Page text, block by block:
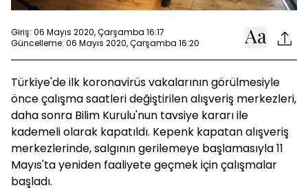
Giriş: 06 Mayıs 2020, Çarşamba 16:17
Güncelleme: 06 Mayıs 2020, Çarşamba 16:20
Türkiye'de ilk koronavirüs vakalarının görülmesiyle
önce çalışma saatleri değiştirilen alışveriş merkezleri,
daha sonra Bilim Kurulu'nun tavsiye kararı ile
kademeli olarak kapatıldı. Kepenk kapatan alışveriş
merkezlerinde, salgının gerilemeye başlamasıyla 11
Mayıs'ta yeniden faaliyete geçmek için çalışmalar
başladı.